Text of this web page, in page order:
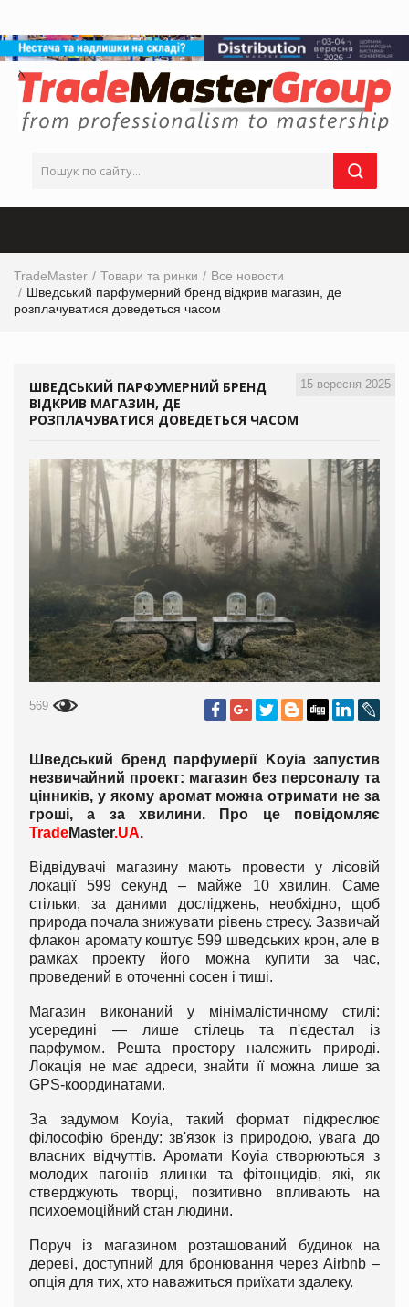
TradeMaster Товари та ринки
Все новости
Шведський парфумерний бренд відкрив магазин, де
розплачуватися доведеться часом
15 вересня 2025
ШВЕДСЬКИЙ ПАРФУМЕРНИЙ БРЕНД
ВІДКРИВ МАГАЗИН, ДЕ
РОЗПЛАЧУВАТИСЯ ДОВЕДЕТЬСЯ ЧАСОМ
569
Шведський бренд парфумерії Koyia запустив
незвичайний проект: магазин без персоналу та
цінників, у якому аромат можна отримати не за
гроші, а за хвилини. Про це повідомляє
TradeMaster.UA.
Відвідувачі магазину мають провести у лісовій
локації 599 секунд – майже 10 хвилин. Саме
стільки, за даними досліджень, необхідно, щоб
природа почала знижувати рівень стресу. Зазвичай
флакон аромату коштує 599 шведських крон, але в
рамках проекту його можна купити за час,
проведений в оточенні сосен і тиші.
Магазин виконаний у мінімалістичному стилі:
усередині — лише стілець та п'єдестал із
парфумом. Решта простору належить природі.
Локація не має адреси, знайти її можна лише за
GPS-координатами.
За задумом Koyia, такий формат підкреслює
філософію бренду: зв'язок із природою, увага до
власних відчуттів. Аромати Koyia створюються з
молодих пагонів ялинки та фітонцидів, які, як
стверджують творці, позитивно впливають на
психоемоційний стан людини.
Поруч із магазином розташований будинок на
дереві, доступний для бронювання через Airbnb –
опція для тих, хто наважиться приїхати здалеку.